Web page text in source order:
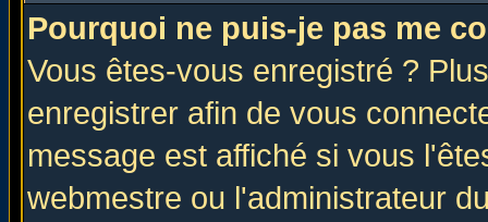
Pourquoi ne puis-je pas me
Vous êtes-vous enregistré ?
enregistrer afin de vous
message est affiché si vous
webmestre ou l'administrateur